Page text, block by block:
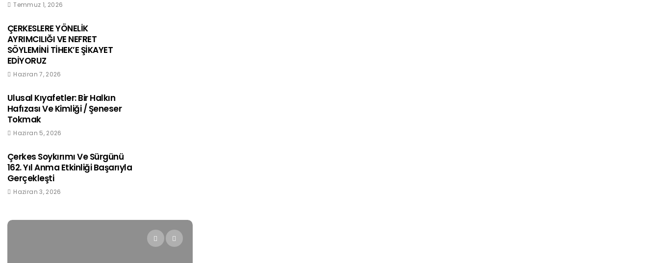
Temmuz 1, 2026
ÇERKESLERE YÖNELİK
AYRIMCILIĞI VE NEFRET
SÖYLEMİNİ TİHEK’E ŞİKAYET
EDİYORUZ
Haziran 7, 2026
Ulusal Kıyafetler: Bir Halkın
Hafızası Ve Kimliği / Şeneser
Tokmak
Haziran 5, 2026
Çerkes Soykırımı Ve Sürgünü
162. Yıl Anma Etkinliği Başarıyla
Gerçekleşti
Haziran 3, 2026